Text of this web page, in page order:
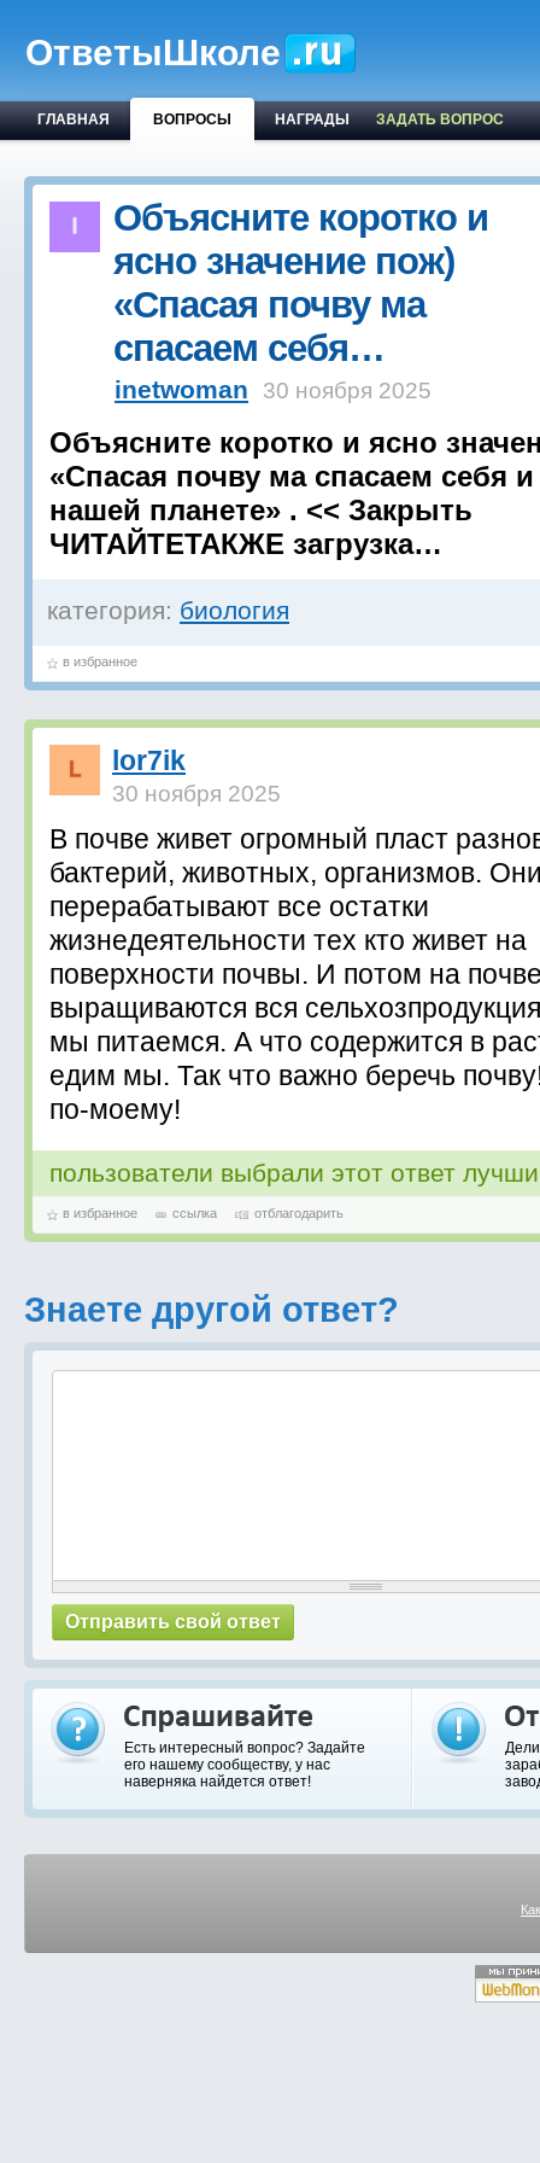
ОтветыШколе
ГЛАВНАЯ ВОПРОСЫ НАГРАДЫ ЗАДАТЬ ВОПРОС
Объясните коротко и
ясно значение пож)
«Спасая почву ма
спасаем себя…
inetwoman 30 ноября 2025
Объясните коротко и ясно
«Спасая почву ма спасаем себя
нашей планете» . << Закрыть
ЧИТАЙТЕТАКЖЕ загрузка…
категория: биология
в избранное
lor7ik
30 ноября 2025
В почве живет огромный пласт
бактерий, животных, организмов.
перерабатывают все остатки
жизнедеятельности тех кто живет на
поверхности почвы. И потом на
выращиваются вся
мы питаемся. А что содержится в
едим мы. Так что важно беречь
по-моему!
пользователи выбрали этот ответ
в избранное ссылка отблагодарить
Знаете другой ответ?
Есть интересный вопрос? Задайте
его нашему сообществу, у нас
наверняка найдется ответ!